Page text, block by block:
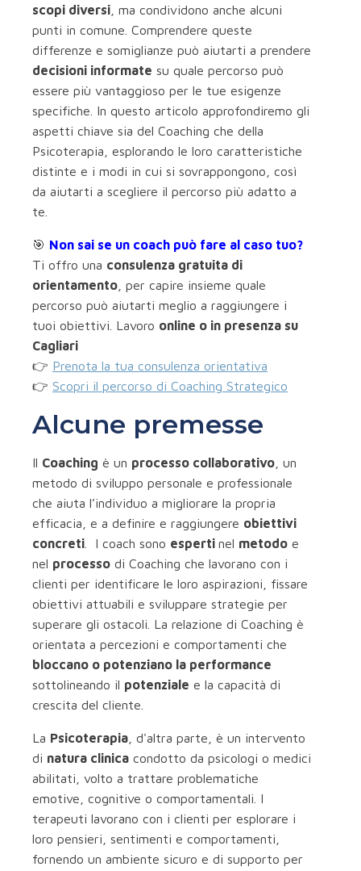
scopi diversi , ma condividono anche alcuni
punti in comune. Comprendere queste
differenze e somiglianze può aiutarti a prendere
decisioni informate su quale percorso può
essere più vantaggioso per le tue esigenze
specifiche. In questo articolo approfondiremo gli
aspetti chiave sia del Coaching che della
Psicoterapia, esplorando le loro caratteristiche
distinte e i modi in cui si sovrappongono, così
da aiutarti a scegliere il percorso più adatto a
te.
🎯 Non sai se un coach può fare al caso tuo?
Ti offro una consulenza gratuita di
orientamento , per capire insieme quale
percorso può aiutarti meglio a raggiungere i
tuoi obiettivi. Lavoro online o in presenza su
Cagliari
👉 Prenota la tua consulenza orientativa
👉 Scopri il percorso di Coaching Strategico
Alcune premesse
Il Coaching è un processo collaborativo , un
metodo di sviluppo personale e professionale
che aiuta l’individuo a migliorare la propria
efficacia, e a definire e raggiungere obiettivi
concreti . I coach sono esperti nel metodo e
nel processo di Coaching che lavorano con i
clienti per identificare le loro aspirazioni, fissare
obiettivi attuabili e sviluppare strategie per
superare gli ostacoli. La relazione di Coaching è
orientata a percezioni e comportamenti che
bloccano o potenziano la performance
sottolineando il potenziale e la capacità di
crescita del cliente.
La Psicoterapia , d'altra parte, è un intervento
di natura clinica condotto da psicologi o medici
abilitati, volto a trattare problematiche
emotive, cognitive o comportamentali. I
terapeuti lavorano con i clienti per esplorare i
loro pensieri, sentimenti e comportamenti,
fornendo un ambiente sicuro e di supporto per